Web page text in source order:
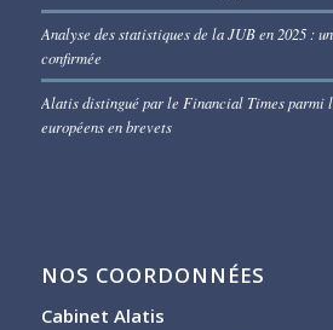
Analyse des statistiques de la JUB en 2025 :
confirmée
Alatis distingué par le Financial Times parmi
européens en brevets
NOS COORDONNÉES
Cabinet Alatis